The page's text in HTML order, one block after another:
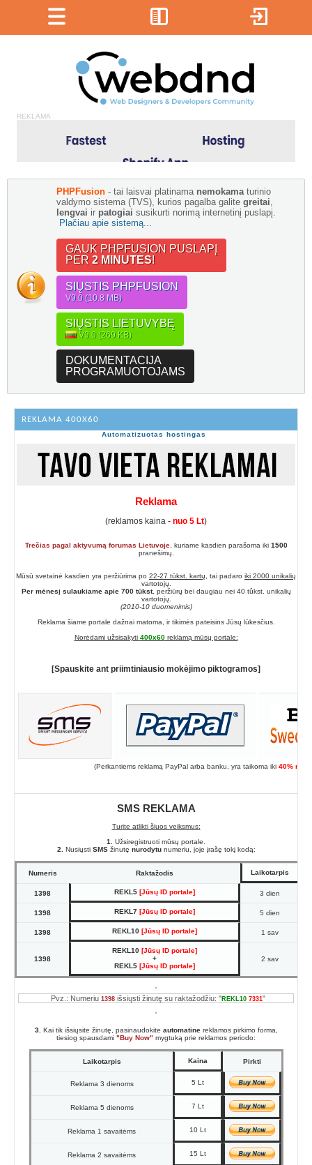
REKLAMA
PHPFusion - tai laisvai platinama nemokama turinio
valdymo sistema (TVS), kurios pagalba galite greitai
lengvai ir patogiai susikurti norimą internetinį puslapį.
Plačiau apie sistemą...
GAUK PHPFUSION PUSLAPĮ
PER 2 MINUTES!
SIŲSTIS PHPFUSION
V9.0 (10.8 MB)
SIŲSTIS LIETUVYBĘ
V9.0 (269 KB)
DOKUMENTACIJA
PROGRAMUOTOJAMS
REKLAMA 400X60
Automatizuotas hostingas
Reklama
(reklamos kaina - nuo 5 Lt)
Trečias pagal aktyvumą forumas Lietuvoje, kuriame kasdien parašoma iki 1500
pranešimų.
Mūsū svetainė kasdien yra peržiūrima po 22-27 tūkst. kartų , tai padaro iki 2000 unikalių
vartotojų.
Per mėnesį sulaukiame apie 700 tūkst. peržiūrų bei daugiau nei 40 tûkst. unikalių
vartotojų.
(2010-10 duomenimis)
Reklama šiame portale dažnai matoma, ir tikimės pateisins Jūsų lūkesčius.
Norėdami užsisakyti 400x60reklamą mūsų portale:
[Spauskite ant priimtiniausio mokėjimo piktogramos]
(Perkantiems reklamą PayPal arba banku, yra taikoma iki40%
SMS REKLAMA
Turite atlikti šiuos veiksmus:
1. Užsiregistruoti mūsų portale.
2. Nusiųsti SMSžinutę nurodytunumeriu, joje įrašę tokį kodą:
Numeris Raktažodis Laikotarpis
1398 REKL5 [Jūsų ID portale] 3 dien
1398 REKL7 [Jūsų ID portale] 5 dien
1398 REKL10 [Jūsų ID portale] 1 sav
1398
REKL10 [Jūsų ID portale]
+
REKL5 [Jūsų ID portale]
2 sav
'
Pvz.: Numeriu 1398išsiųsti žinutę su raktažodžiu: "REKL10 7331"
'
3. Kai tik išsiųsite žinutę, pasinaudokite automatinereklamos pirkimo forma,
tiesiog spausdami "Buy Now" mygtuką prie reklamos periodo:
Laikotarpis Kaina Pirkti
Reklama 3 dienoms 5 Lt
Reklama 5 dienoms 7 Lt
Reklama 1 savaitėms 10 Lt
Reklama 2 savaitėms 15 Lt